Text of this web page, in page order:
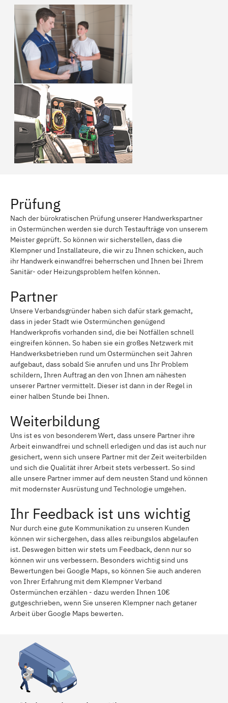
Prüfung
Nach der bürokratischen Prüfung unserer Handwerkspartner
in Ostermünchen werden sie durch Testaufträge von unserem
Meister geprüft. So können wir sicherstellen, dass die
Klempner und Installateure, die wir zu Ihnen schicken, auch
ihr Handwerk einwandfrei beherrschen und Ihnen bei Ihrem
Sanitär- oder Heizungsproblem helfen können.
Partner
Unsere Verbandsgründer haben sich dafür stark gemacht,
dass in jeder Stadt wie Ostermünchen genügend
Handwerkprofis vorhanden sind, die bei Notfällen schnell
eingreifen können. So haben sie ein großes Netzwerk mit
Handwerksbetrieben rund um Ostermünchen seit Jahren
aufgebaut, dass sobald Sie anrufen und uns Ihr Problem
schildern, Ihren Auftrag an den von Ihnen am nähesten
unserer Partner vermittelt. Dieser ist dann in der Regel in
einer halben Stunde bei Ihnen.
Weiterbildung
Uns ist es von besonderem Wert, dass unsere Partner ihre
Arbeit einwandfrei und schnell erledigen und das ist auch nur
gesichert, wenn sich unsere Partner mit der Zeit weiterbilden
und sich die Qualität ihrer Arbeit stets verbessert. So sind
alle unsere Partner immer auf dem neusten Stand und können
mit modernster Ausrüstung und Technologie umgehen.
Ihr Feedback ist uns wichtig
Nur durch eine gute Kommunikation zu unseren Kunden
können wir sichergehen, dass alles reibungslos abgelaufen
ist. Deswegen bitten wir stets um Feedback, denn nur so
können wir uns verbessern. Besonders wichtig sind uns
Bewertungen bei Google Maps, so können Sie auch anderen
von Ihrer Erfahrung mit dem Klempner Verband
Ostermünchen erzählen - dazu werden Ihnen 10€
gutgeschrieben, wenn Sie unseren Klempner nach getaner
Arbeit über Google Maps bewerten.